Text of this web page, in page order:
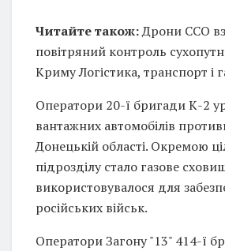
Читайте також:Дрони ССО
повітряний контроль
Криму Логістика, транспорт і
Оператори 20-ї бригади К-2
вантажних автомобілів
Донецькій області. Окремою
підрозділу стало газове
використовувалося для
російських військ.
Оператори Загону "13" 414-ї